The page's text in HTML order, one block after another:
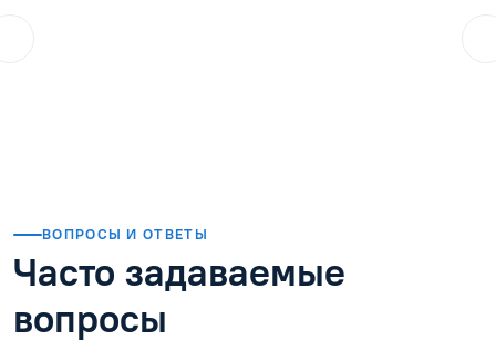
ВОПРОСЫ И ОТВЕТЫ
Часто задаваемые
вопросы